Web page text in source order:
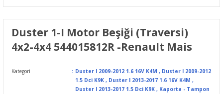
Duster 1-I Motor Beşiği (Traversi)
4x2-4x4 544015812R -Renault Mais
Kategori Duster I 2009-2012 1.6 16V K4M , Duster I 2009-2012
1.5 Dci K9K , Duster I 2013-2017 1.6 16V K4M ,
Duster I 2013-2017 1.5 Dci K9K , Kaporta - Tampon